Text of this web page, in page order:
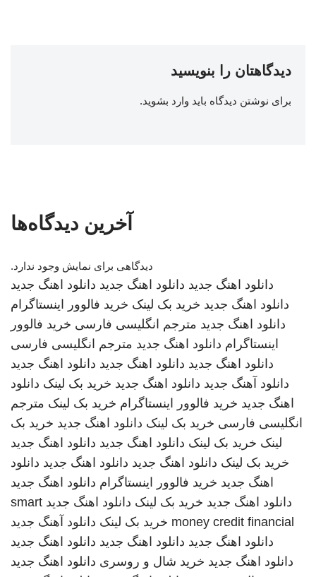
دیدگاهتان را بنویسید
برای نوشتن دیدگاه باید وارد بشوید.
آخرین دیدگاه‌ها
دیدگاهی برای نمایش وجود ندارد.
دانلود اهنگ جدید دانلود اهنگ جدید دانلود اهنگ جدید
دانلود اهنگ جدید خرید بک لینک خرید فالوور اینستاگرام
دانلود اهنگ جدید مترجم انگلیسی فارسی خرید فالوور
اینستاگرام دانلود اهنگ جدید مترجم انگلیسی فارسی
دانلود اهنگ جدید دانلود اهنگ جدید دانلود اهنگ جدید
دانلود آهنگ جدید دانلود اهنگ جدید خرید بک لینک دانلود
اهنگ جدید خرید فالوور اینستاگرام خرید بک لینک مترجم
انگلیسی فارسی خرید بک لینک دانلود اهنگ جدید خرید بک
لینک خرید بک لینک دانلود اهنگ جدید دانلود اهنگ جدید
خرید بک لینک دانلود اهنگ جدید دانلود اهنگ جدید دانلود
اهنگ جدید خرید فالوور اینستاگرام دانلود اهنگ جدید
دانلود اهنگ جدید خرید بک لینک دانلود اهنگ جدید smart
money credit financial خرید بک لینک دانلود آهنگ جدید
دانلود اهنگ جدید دانلود اهنگ جدید دانلود اهنگ جدید
دانلود اهنگ جدید خرید شال و روسری دانلود اهنگ جدید